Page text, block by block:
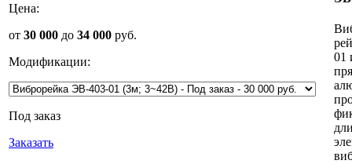
Цена:
от 30 000 до 34 000 руб.
Модификации:
Под заказ
Заказать
01